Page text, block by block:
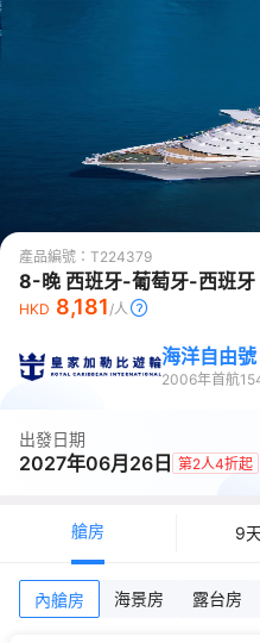
產品編號： T224379
8-晚 西班牙-葡萄牙-西班牙
HKD 8,181/人
海洋自由號
2006年首航
出發日期
2027年06月26日 第2人4折起
艙房 9
內艙房 海景房 露台房